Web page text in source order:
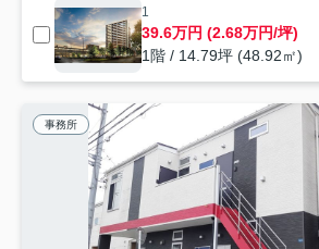
1
39.6万円 (2.68万円/坪)
1階 / 14.79坪 (48.92㎡)
事務所